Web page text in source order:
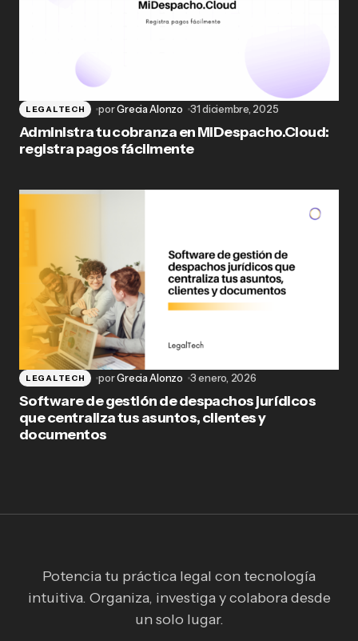
LEGALTECH porGrecia Alonzo 31 diciembre, 2025
Administra tu cobranza en MiDespacho.Cloud:
registra pagos fácilmente
LEGALTECH porGrecia Alonzo 3 enero, 2026
Software de gestión de despachos jurídicos
que centraliza tus asuntos, clientes y
documentos
Potencia tu práctica legal con tecnología
intuitiva. Organiza, investiga y colabora desde
un solo lugar.